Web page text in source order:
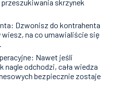
przeszukiwania skrzynek
Dzwonisz do kontrahenta
wiesz, na co umawialiście się
Nawet jeśli
nagle odchodzi, cała wiedza
bezpiecznie zostaje